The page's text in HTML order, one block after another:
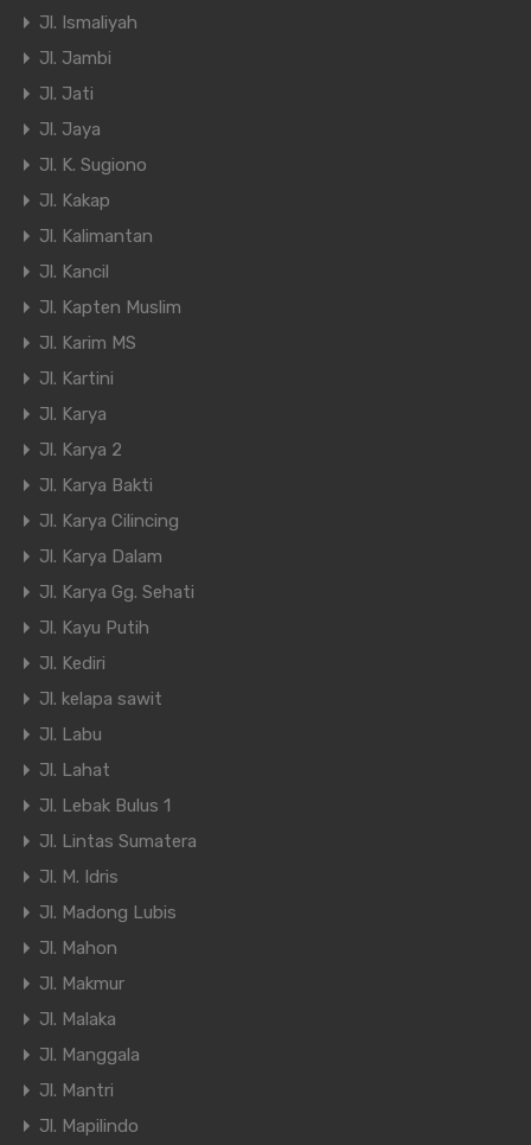
Jl. Ismaliyah
Jl. Jambi
Jl. Jati
Jl. Jaya
Jl. K. Sugiono
Jl. Kakap
Jl. Kalimantan
Jl. Kancil
Jl. Kapten Muslim
Jl. Karim MS
Jl. Kartini
Jl. Karya
Jl. Karya 2
Jl. Karya Bakti
Jl. Karya Cilincing
Jl. Karya Dalam
Jl. Karya Gg. Sehati
Jl. Kayu Putih
Jl. Kediri
Jl. kelapa sawit
Jl. Labu
Jl. Lahat
Jl. Lebak Bulus 1
Jl. Lintas Sumatera
Jl. M. Idris
Jl. Madong Lubis
Jl. Mahon
Jl. Makmur
Jl. Malaka
Jl. Manggala
Jl. Mantri
Jl. Mapilindo